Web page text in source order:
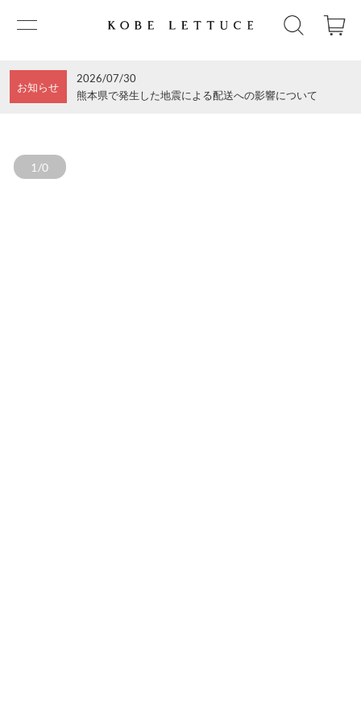
お知らせ
2026/07/30
熊本県で発生した地震による配送への影響について
1/0